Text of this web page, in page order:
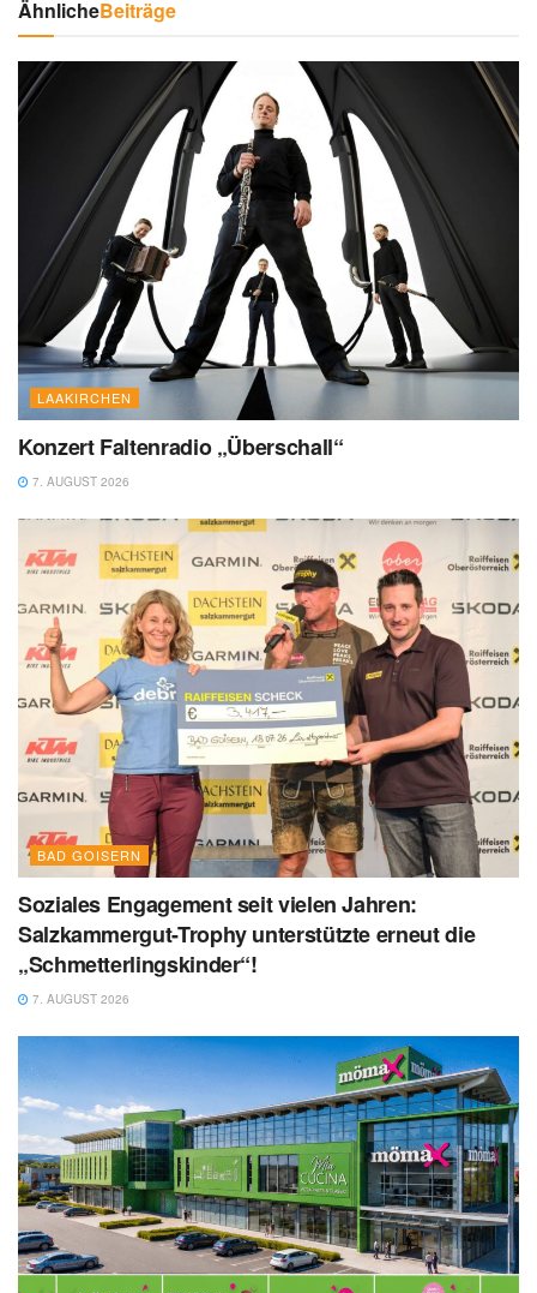
ÄhnlicheBeiträge
LAAKIRCHEN
Konzert Faltenradio „Überschall“
7. AUGUST 2026
BAD GOISERN
Soziales Engagement seit vielen Jahren:
Salzkammergut-Trophy unterstützte erneut die
„Schmetterlingskinder“!
7. AUGUST 2026